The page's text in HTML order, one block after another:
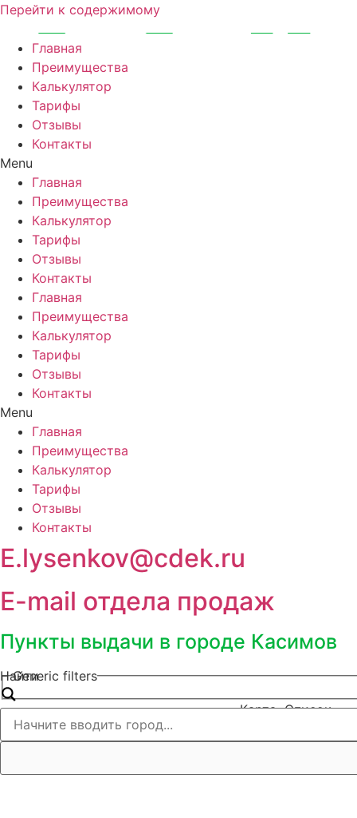
Перейти к содержимому
Главная
Преимущества
Калькулятор
Тарифы
Отзывы
Контакты
Menu
Главная
Преимущества
Калькулятор
Тарифы
Отзывы
Контакты
Главная
Преимущества
Калькулятор
Тарифы
Отзывы
Контакты
Menu
Главная
Преимущества
Калькулятор
Тарифы
Отзывы
Контакты
E.lysenkov@cdek.ru
E-mail отдела продаж
Пункты выдачи в городе Касимов
Найти
Generic filters
Карта Список